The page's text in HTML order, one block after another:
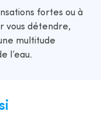
fortes ou à
vous détendre,
multitude
l’eau.